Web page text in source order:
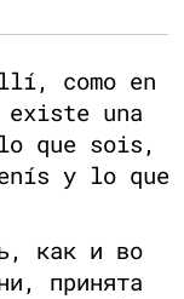
como en
una
que sois,
y lo que
как и во
принята